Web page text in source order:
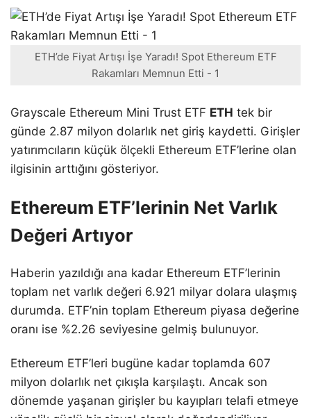
ETH’de Fiyat Artışı İşe Yaradı! Spot Ethereum ETF
Rakamları Memnun Etti - 1
Grayscale Ethereum Mini Trust ETF ETH tek bir
günde 2.87 milyon dolarlık net giriş kaydetti. Girişler
yatırımcıların küçük ölçekli Ethereum ETF’lerine olan
ilgisinin arttığını gösteriyor.
Ethereum ETF’lerinin Net Varlık
Değeri Artıyor
Haberin yazıldığı ana kadar Ethereum ETF’lerinin
toplam net varlık değeri 6.921 milyar dolara ulaşmış
durumda. ETF’nin toplam Ethereum piyasa değerine
oranı ise %2.26 seviyesine gelmiş bulunuyor.
Ethereum ETF’leri bugüne kadar toplamda 607
milyon dolarlık net çıkışla karşılaştı. Ancak son
dönemde yaşanan girişler bu kayıpları telafi etmeye